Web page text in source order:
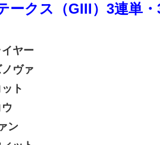
ークス（GIII） 3連単
ヤー
ヴァ
ト
ン